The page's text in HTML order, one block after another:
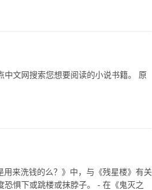
文网搜索您想要阅读的小说书籍。 原
来洗钱的么？》中，与《残星楼》有关
惧下或跳楼或抹脖子。 - 在《鬼灭之